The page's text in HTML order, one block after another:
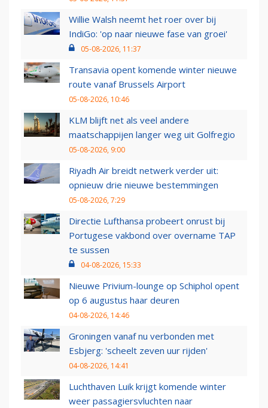
Willie Walsh neemt het roer over bij
IndiGo: 'op naar nieuwe fase van groei'
05-08-2026, 11:37
Transavia opent komende winter nieuwe
route vanaf Brussels Airport
05-08-2026, 10:46
KLM blijft net als veel andere
maatschappijen langer weg uit Golfregio
05-08-2026, 9:00
Riyadh Air breidt netwerk verder uit:
opnieuw drie nieuwe bestemmingen
05-08-2026, 7:29
Directie Lufthansa probeert onrust bij
Portugese vakbond over overname TAP
te sussen
04-08-2026, 15:33
Nieuwe Privium-lounge op Schiphol opent
op 6 augustus haar deuren
04-08-2026, 14:46
Groningen vanaf nu verbonden met
Esbjerg: 'scheelt zeven uur rijden'
04-08-2026, 14:41
Luchthaven Luik krijgt komende winter
weer passagiersvluchten naar